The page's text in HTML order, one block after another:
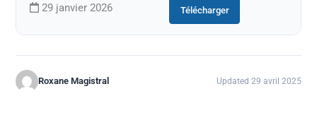
29 janvier 2026 Télécharger
Roxane Magistral Updated 29 avril 2025